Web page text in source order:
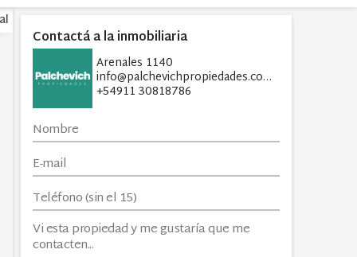
Contactá a la inmobiliaria
Arenales 1140
info@palchevichpropiedades.com
+54911 30818786